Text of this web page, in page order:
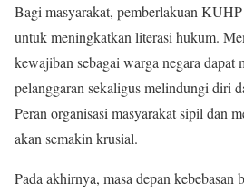
Bagi masyarakat, pemberlakuan
untuk meningkatkan literasi hukum.
kewajiban sebagai warga negara dapat
pelanggaran sekaligus melindungi diri
Peran organisasi masyarakat sipil dan
akan semakin krusial.
Pada akhirnya, masa depan kebebasan